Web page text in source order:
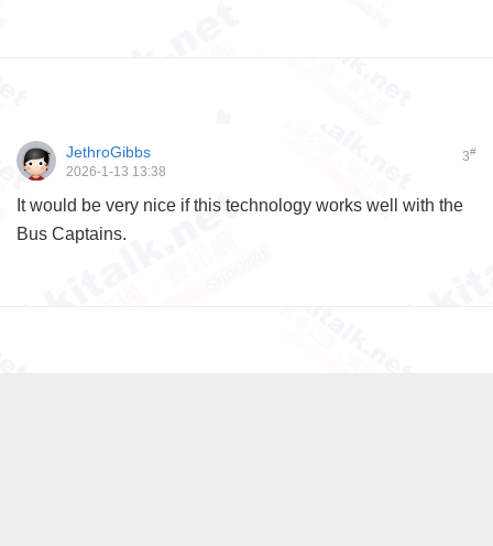
3#
JethroGibbs
2026-1-13 13:38
It would be very nice if this technology works well with the
Bus Captains.